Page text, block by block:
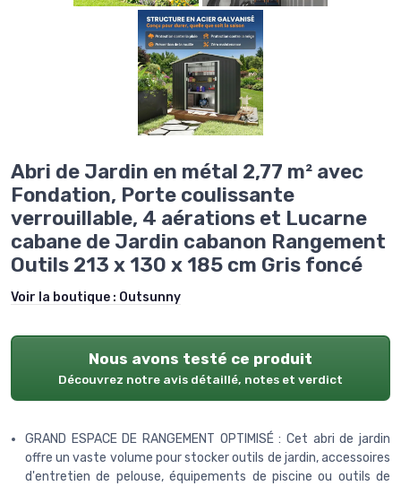
Abri de Jardin en métal 2,77 m² avec
Fondation, Porte coulissante
verrouillable, 4 aérations et Lucarne
cabane de Jardin cabanon Rangement
Outils 213 x 130 x 185 cm Gris foncé
Voir la boutique : Outsunny
Nous avons testé ce produit
Découvrez notre avis détaillé, notes et verdict
GRAND ESPACE DE RANGEMENT OPTIMISÉ : Cet abri de jardin
offre un vaste volume pour stocker outils de jardin, accessoires
d'entretien de pelouse, équipements de piscine ou outils de